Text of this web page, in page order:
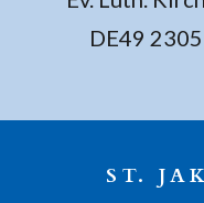
DE49
ST.